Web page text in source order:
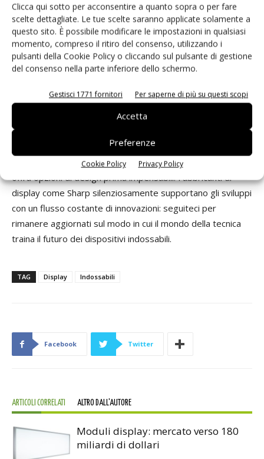
Clicca qui sotto per acconsentire a quanto sopra o per fare
scelte dettagliate. Le tue scelte saranno applicate solamente a
questo sito. È possibile modificare le impostazioni in qualsiasi
momento, compreso il ritiro del consenso, utilizzando i
pulsanti della Cookie Policy o cliccando sul pulsante di gestione
del consenso nella parte inferiore dello schermo.
Gestisci 1771 fornitori Per saperne di più su questi scopi
Accetta
Preferenze
Cookie Policy Privacy Policy
ideali per i dispositivi indossabili, sono altrettanto idonei
per una vasta gamma di altre applicazioni, compresi
telecomandi, parchimetri, bracciali per il fitness,
elettrodomestici, etichette di identificazione e altro. Sharp
continua a sviluppare nuove funzioni per Memory Lcd con
saranno disponibili nel 2015.
Innovazioni nei display
Abbiamo visto come i dispositivi indossabili influenzino lo
sviluppo dello schermo e come la tecnologia dei display
offra opzioni di design prima impensabili. Fabbricanti di
display come Sharp silenziosamente supportano gli sviluppi
con un flusso costante di innovazioni: seguiteci per
rimanere aggiornati sul modo in cui il mondo della tecnica
traina il futuro dei dispositivi indossabili.
TAG Display Indossabili
Facebook Twitter
ARTICOLI CORRELATI ALTRO DALL'AUTORE
Moduli display: mercato verso 180
miliardi di dollari